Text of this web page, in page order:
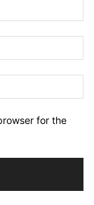
for the